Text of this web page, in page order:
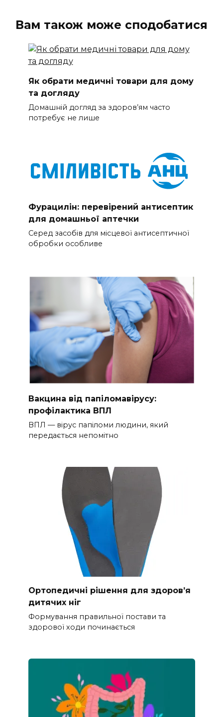
Вам також може сподобатися
Як обрати медичні товари для дому
та догляду
Домашній догляд за здоров’ям часто
потребує не лише
Фурацилін: перевірений антисептик
для домашньої аптечки
Серед засобів для місцевої антисептичної
обробки особливе
Вакцина від папіломавірусу:
профілактика ВПЛ
ВПЛ — вірус папіломи людини, який
передається непомітно
Ортопедичні рішення для здоров’я
дитячих ніг
Формування правильної постави та
здорової ходи починається